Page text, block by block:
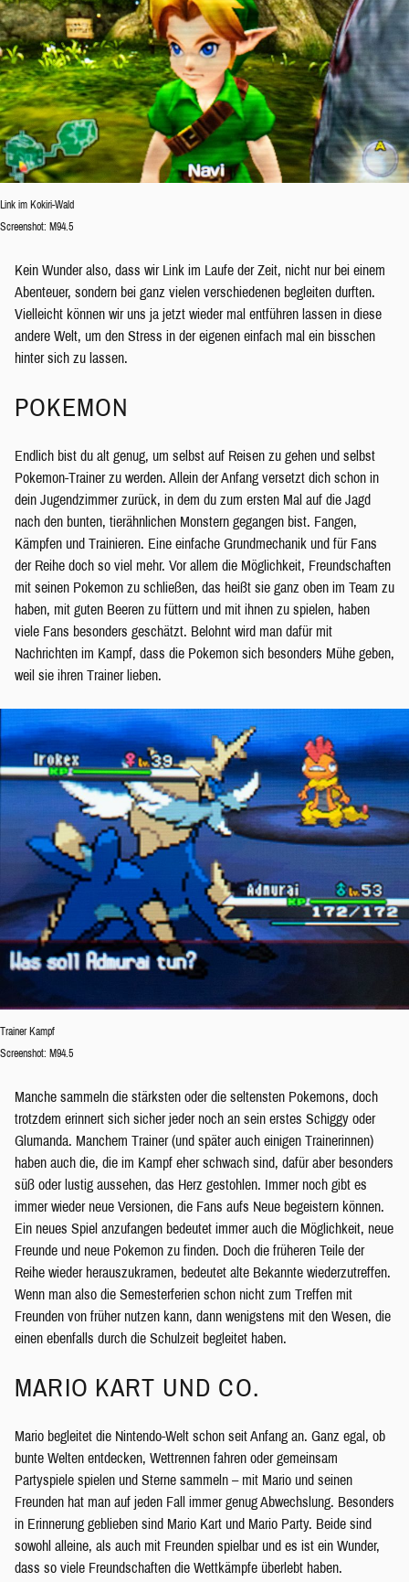
Link im Kokiri-Wald
Screenshot: M94.5
Kein Wunder also, dass wir Link im Laufe der Zeit, nicht nur bei einem
Abenteuer, sondern bei ganz vielen verschiedenen begleiten durften.
Vielleicht können wir uns ja jetzt wieder mal entführen lassen in diese
andere Welt, um den Stress in der eigenen einfach mal ein bisschen
hinter sich zu lassen.
POKEMON
Endlich bist du alt genug, um selbst auf Reisen zu gehen und selbst
Pokemon-Trainer zu werden. Allein der Anfang versetzt dich schon in
dein Jugendzimmer zurück, in dem du zum ersten Mal auf die Jagd
nach den bunten, tierähnlichen Monstern gegangen bist. Fangen,
Kämpfen und Trainieren. Eine einfache Grundmechanik und für Fans
der Reihe doch so viel mehr. Vor allem die Möglichkeit, Freundschaften
mit seinen Pokemon zu schließen, das heißt sie ganz oben im Team zu
haben, mit guten Beeren zu füttern und mit ihnen zu spielen, haben
viele Fans besonders geschätzt. Belohnt wird man dafür mit
Nachrichten im Kampf, dass die Pokemon sich besonders Mühe geben,
weil sie ihren Trainer lieben.
Trainer Kampf
Screenshot: M94.5
Manche sammeln die stärksten oder die seltensten Pokemons, doch
trotzdem erinnert sich sicher jeder noch an sein erstes Schiggy oder
Glumanda. Manchem Trainer (und später auch einigen Trainerinnen)
haben auch die, die im Kampf eher schwach sind, dafür aber besonders
süß oder lustig aussehen, das Herz gestohlen. Immer noch gibt es
immer wieder neue Versionen, die Fans aufs Neue begeistern können.
Ein neues Spiel anzufangen bedeutet immer auch die Möglichkeit, neue
Freunde und neue Pokemon zu finden. Doch die früheren Teile der
Reihe wieder herauszukramen, bedeutet alte Bekannte wiederzutreffen.
Wenn man also die Semesterferien schon nicht zum Treffen mit
Freunden von früher nutzen kann, dann wenigstens mit den Wesen, die
einen ebenfalls durch die Schulzeit begleitet haben.
MARIO KART UND CO.
Mario begleitet die Nintendo-Welt schon seit Anfang an. Ganz egal, ob
bunte Welten entdecken, Wettrennen fahren oder gemeinsam
Partyspiele spielen und Sterne sammeln – mit Mario und seinen
Freunden hat man auf jeden Fall immer genug Abwechslung. Besonders
in Erinnerung geblieben sind Mario Kart und Mario Party. Beide sind
sowohl alleine, als auch mit Freunden spielbar und es ist ein Wunder,
dass so viele Freundschaften die Wettkämpfe überlebt haben.